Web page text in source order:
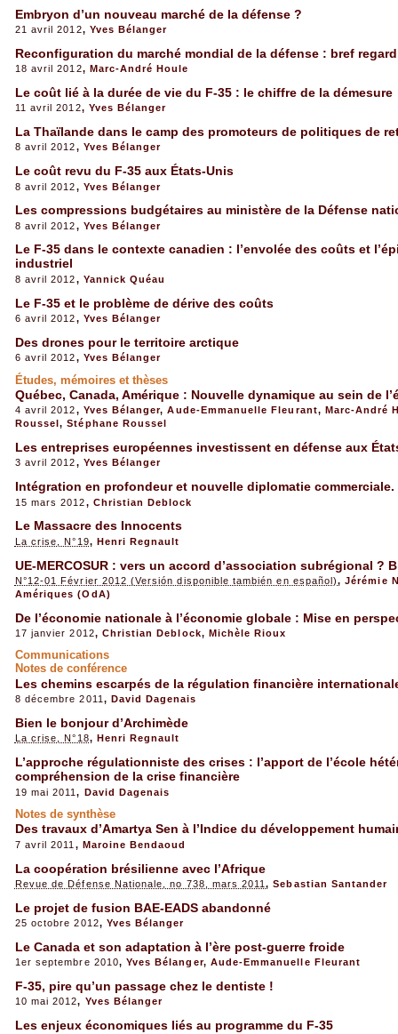
Embryon d’un nouveau marché de la défense ?
21 avril 2012, Yves Bélanger
Reconfiguration du marché mondial de la défense : bref
18 avril 2012, Marc-André Houle
Le coût lié à la durée de vie du F-35 : le chiffre de la démesure
11 avril 2012, Yves Bélanger
La Thaïlande dans le camp des promoteurs de politiques de
8 avril 2012, Yves Bélanger
Le coût revu du F-35 aux États-Unis
8 avril 2012, Yves Bélanger
Les compressions budgétaires au ministère de la Défense
8 avril 2012, Yves Bélanger
Le F-35 dans le contexte canadien : l’envolée des coûts et
industriel
8 avril 2012, Yannick Quéau
Le F-35 et le problème de dérive des coûts
6 avril 2012, Yves Bélanger
Des drones pour le territoire arctique
6 avril 2012, Yves Bélanger
Études, mémoires et thèses
Québec, Canada, Amérique : Nouvelle dynamique au sein de
4 avril 2012, Yves Bélanger,Aude-Emmanuelle Fleurant, Marc-André
Roussel,Stéphane Roussel
Les entreprises européennes investissent en défense aux
3 avril 2012, Yves Bélanger
Intégration en profondeur et nouvelle diplomatie commerciale.
15 mars 2012, Christian Deblock
Le Massacre des Innocents
La crise, N°19, Henri Regnault
UE-MERCOSUR : vers un accord d’association subrégional ?
N°12-01 Février 2012 (Versión disponible también en español),Jérémie
Amériques (OdA)
De l’économie nationale à l’économie globale : Mise en
17 janvier 2012, Christian Deblock, Michèle Rioux
Communications
Notes de conférence
Les chemins escarpés de la régulation financière
8 décembre 2011 , David Dagenais
Bien le bonjour d’Archimède
La crise, N°18, Henri Regnault
L’approche régulationniste des crises : l’apport de l’école
compréhension de la crise financière
19 mai 2011, David Dagenais
Notes de synthèse
Des travaux d’Amartya Sen à l’Indice du développement
7 avril 2011 , Maroine Bendaoud
La coopération brésilienne avec l’Afrique
Revue de Défense Nationale, no 738, mars 2011,Sebastian Santander
Le projet de fusion BAE-EADS abandonné
25 octobre 2012, Yves Bélanger
Le Canada et son adaptation à l’ère post-guerre froide
1er septembre 2010, Yves Bélanger, Aude-Emmanuelle Fleurant
F-35, pire qu’un passage chez le dentiste !
10 mai 2012, Yves Bélanger
Les enjeux économiques liés au programme du F-35